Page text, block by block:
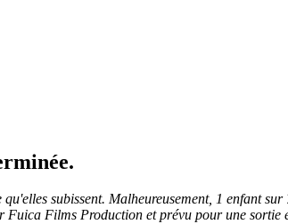
subissent. Malheureusement, 1 enfant
Fuica Films Production et prévu pour une sortie